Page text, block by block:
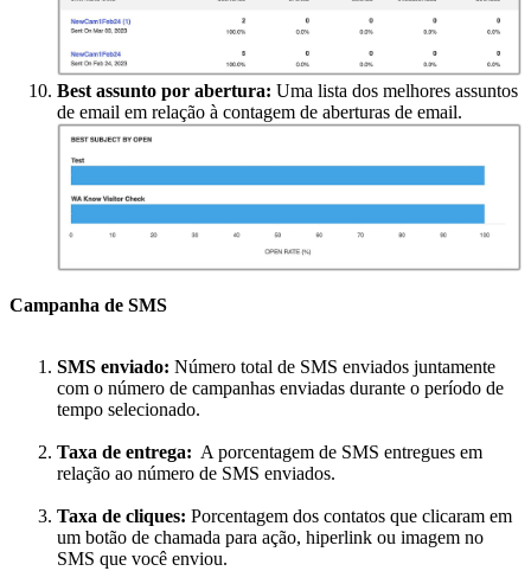
Best assunto por abertura: Uma lista dos melhores assuntos
de email em relação à contagem de aberturas de email.
Campanha de SMS
SMS enviado: Número total de SMS enviados juntamente
com o número de campanhas enviadas durante o período de
tempo selecionado.
Taxa de entrega: A porcentagem de SMS entregues em
relação ao número de SMS enviados.
Taxa de cliques: Porcentagem dos contatos que clicaram em
um botão de chamada para ação, hiperlink ou imagem no
SMS que você enviou.